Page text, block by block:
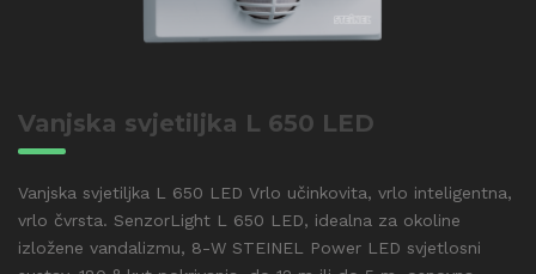
Vanjska svjetiljka L 650 LED
Vanjska svjetiljka L 650 LED Vrlo učinkovita, vrlo inteligentna,
vrlo čvrsta. SenzorLight L 650 LED, idealna za okoline
izložene vandalizmu, 8-W STEINEL Power LED svjetlosni